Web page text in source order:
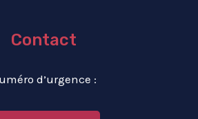
Contact
d’urgence :